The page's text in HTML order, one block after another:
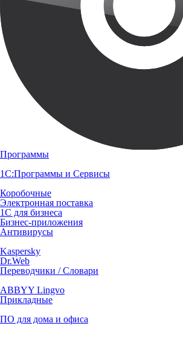
Программы
1С:Программы и Сервисы
Коробочные
Электронная поставка
1С для бизнеса
Бизнес-приложения
Антивирусы
Kaspersky
Dr.Web
Переводчики / Словари
ABBYY Lingvo
Прикладные
ПО для дома и офиса